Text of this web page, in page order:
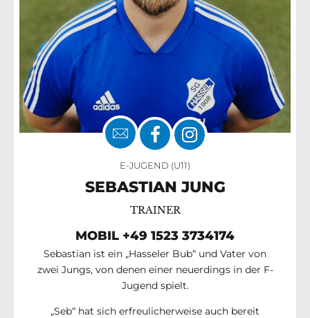
E-JUGEND (U11)
SEBASTIAN JUNG
TRAINER
MOBIL +49 1523 3734174
Sebastian ist ein „Hasseler Bub“ und Vater von
zwei Jungs, von denen einer neuerdings in der F-
Jugend spielt.
„Seb“ hat sich erfreulicherweise auch bereit